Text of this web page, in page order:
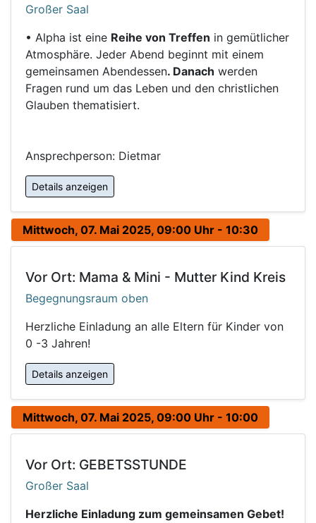
Großer Saal
• Alpha ist eine Reihe von Treffen in gemütlicher
Atmosphäre. Jeder Abend beginnt mit einem
gemeinsamen Abendessen. Danach werden
Fragen rund um das Leben und den christlichen
Glauben thematisiert.
Ansprechperson: Dietmar
Details anzeigen
Mittwoch, 07. Mai 2025, 09:00 Uhr - 10:30
Vor Ort: Mama & Mini - Mutter Kind Kreis
Begegnungsraum oben
Herzliche Einladung an alle Eltern für Kinder von
0 -3 Jahren!
Details anzeigen
Mittwoch, 07. Mai 2025, 09:00 Uhr - 10:00
Vor Ort: GEBETSSTUNDE
Großer Saal
Herzliche Einladung zum gemeinsamen Gebet!